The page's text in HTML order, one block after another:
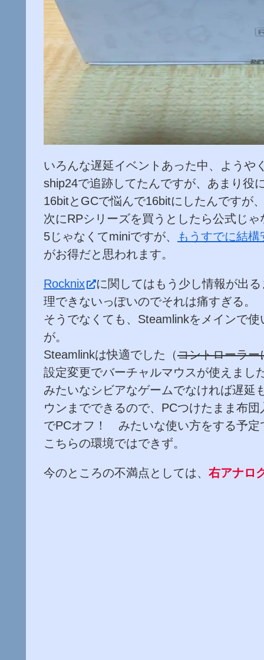
いろんな遅延イベントあった中、ようや
ship24で追跡してたんですが、あまり役
16bitとGCで悩んで16bitにしたんですが
次にRPシリーズを買うとしたら公式じゃ
5じゃなくてminiですが、
もうすでに結構
がお得だと思われます。
Rocknix
に関してはもう少し情報が出
理できないっぽいのでそれは痛すぎる。
そうでなくても、Steamlinkをメインで
が。
Steamlinkは快適でした（コントローラー
設定変更でバーチャルマウスが使えまし
みたいなシビアなゲームでなければ遅延
ウンまでできるので、PCつけたまま布
でPCオフ！ みたいな使い方をする予定
こちらの環境ではできず。
今のところの不満点としては、 右アナロ